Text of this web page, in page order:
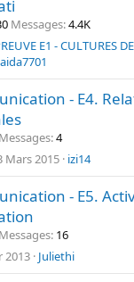
Messages 4.4K
E1 - CULTURES
aida7701
- E4.
Messages 4
Mars 2015 izi14
- E5.
Messages 16
2013 Juliethi